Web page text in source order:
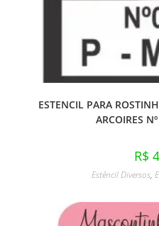
ESTENCIL PARA
ARCOIRES
R$
Estêncil Diversos,